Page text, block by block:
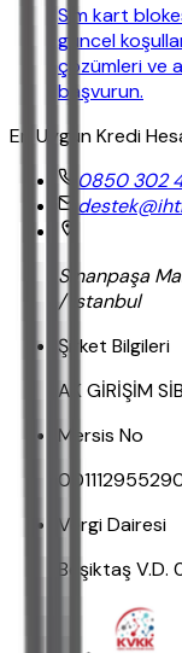
Sim kart
güncel
çözümleri ve
başvurun.
En Uygun Kredi
0850 302
Sinanpaşa
/ İstanbul
Şirket Bilgileri
AK GİRİŞİM
Mersis No
Vergi Dairesi
Beşiktaş V.D.